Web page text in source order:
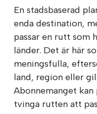
En stadsbaserad
enda destination,
passar en rutt som
länder. Det är här
meningsfulla,
land, region eller
Abonnemanget
tvinga rutten att